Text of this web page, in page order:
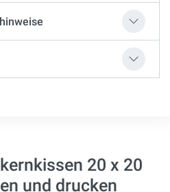
20 x 20
und drucken